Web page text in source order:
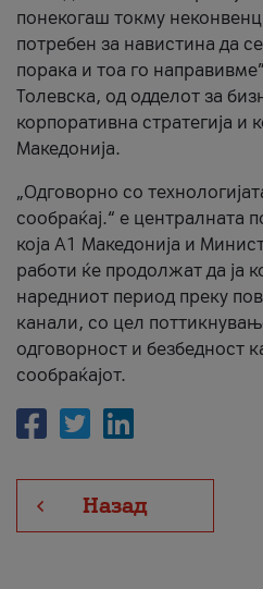
понекогаш токму
потребен за навистина да
порака и тоа го
Толевска, од одделот за
корпоративна стратегија и
Македонија.
„Одговорно со
сообраќај.“ е централната
која A1 Македонија и
работи ќе продолжат да ја
наредниот период преку
канали, со цел
одговорност и безбедност
сообраќајот.
Назад